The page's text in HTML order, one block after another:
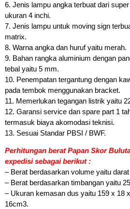
6. Jenis lampu angka terbuat dari
ukuran 4 inchi.
7. Jenis lampu untuk moving sign
matrix.
8. Warna angka dan huruf yaitu merah.
9. Bahan rangka aluminium dengan
tebal yaitu 5 mm.
10. Penempatan tergantung dengan
pada tembok menggunakan bracket.
11. Memerlukan tegangan listrik yaitu
12. Garansi service dan spare part 1
termasuk biaya akomodasi teknisi.
13. Sesuai Standar PBSI / BWF.
Perhitungan berat Papan Skor
expedisi sebagai berikut :
– Berat berdasarkan volume yaitu
– Berat berdasarkan timbangan yaitu
– Ukuran kemasan dus yaitu 159 x 18
16cm3.